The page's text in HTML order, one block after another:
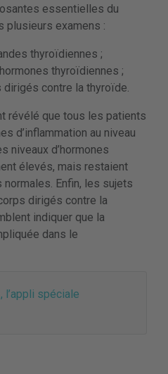
essentielles du
plusieurs examens :
thyroïdiennes ;
thyroïdiennes ;
dirigés contre la thyroïde.
révélé que tous les patients
d’inflammation au niveau
niveaux d’hormones
élevés, mais restaient
Enfin, les sujets
dirigés contre la
indiquer que la
dans le
l’appli spéciale